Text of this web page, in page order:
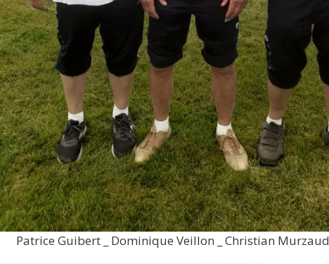
Patrice Guibert _ Dominique Veillon _ Christian Murzaud